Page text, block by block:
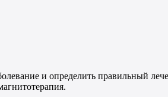
и определить правильный